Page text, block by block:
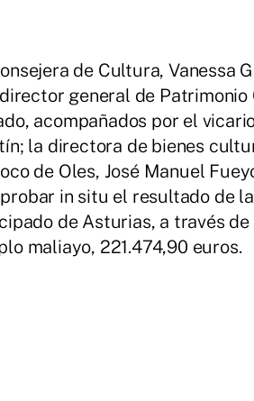
de Cultura, Vanessa
general de
acompañados por el
la directora de bienes
de Oles, José Manuel
in situ el resultado de
de Asturias, a través
maliayo, 221.474,90 euros.